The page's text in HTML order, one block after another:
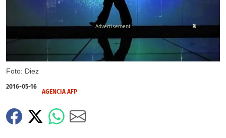
Foto: Diez
X
2016-05-16
AGENCIA AFP